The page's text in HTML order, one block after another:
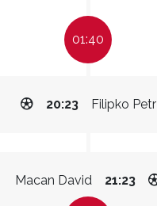
01:40
Filipko Petr
20:23
Macan David 21:23